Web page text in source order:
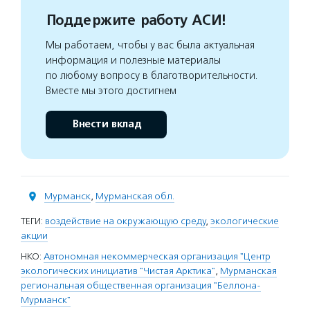
Поддержите работу АСИ!
Мы работаем, чтобы у вас была актуальная
информация и полезные материалы
по любому вопросу в благотворительности.
Вместе мы этого достигнем
Внести вклад
Мурманск, Мурманская обл.
ТЕГИ: воздействие на окружающую среду, экологические
акции
НКО: Автономная некоммерческая организация "Центр
экологических инициатив "Чистая Арктика", Мурманская
региональная общественная организация "Беллона-
Мурманск"